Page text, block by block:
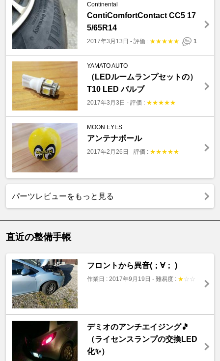
Continental
ContiComfortContact CC5 17
5/65R14
2017年3月13日 - 評価 : ★★★★★ 1
YAMATO AUTO
（LEDルームランプセットの）
T10 LED バルブ
2017年3月3日 - 評価 : ★★★★★
MOON EYES
アンテナボール
2017年2月26日 - 評価 : ★★★★★
パーツレビューをもっと見る
直近の整備手帳
フロントから異音(；∀； )
作業日 : 2017年9月19日 - 難易度 : ★ ☆ ☆
デミオのアンチエイジング🎵
（ライセンスランプの交換LED
化✨）